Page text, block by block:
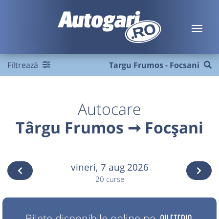
Filtrează Targu Frumos - Focsani
Autocare
Târgu Frumos ➞ Focșani
vineri, 7 aug 2026
20 curse